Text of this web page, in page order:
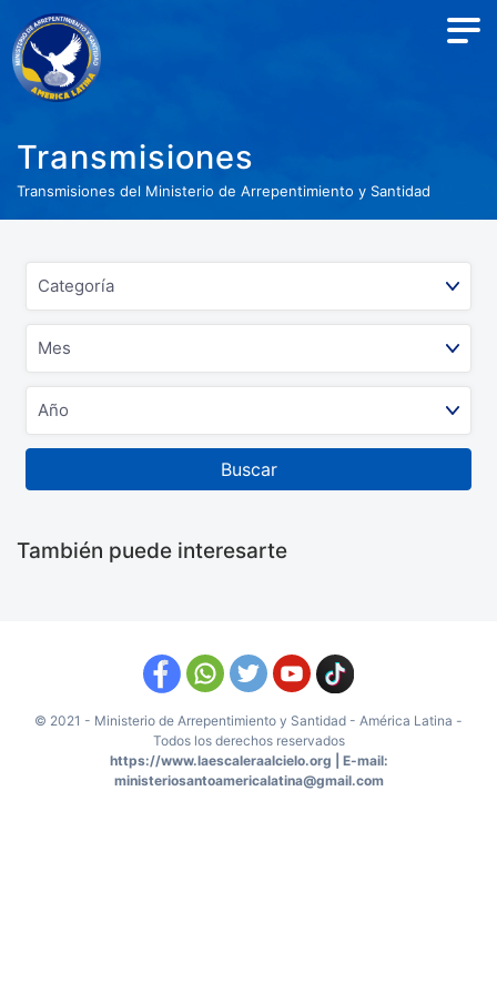
Transmisiones
Transmisiones del Ministerio de Arrepentimiento y Santidad
Buscar
También puede interesarte
© 2021 - Ministerio de Arrepentimiento y Santidad - América Latina -
Todos los derechos reservados
https://www.laescaleraalcielo.org | E-mail:
ministeriosantoamericalatina@gmail.com